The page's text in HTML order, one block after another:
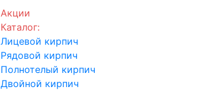
Акции
Каталог:
Лицевой кирпич
Рядовой кирпич
Полнотелый кирпич
Двойной кирпич